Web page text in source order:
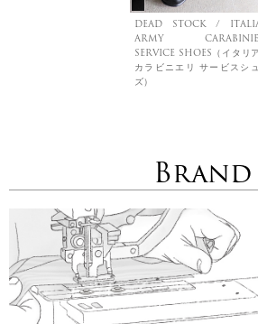
DEAD STOCK /
ARMY
SERVICE SHOES（イタリ
カラビニエリ サービスシ
ズ）
Brand